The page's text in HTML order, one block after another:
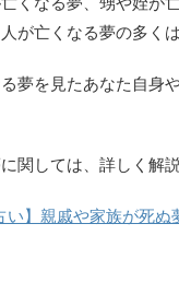
が亡くなる夢の多く
夢を見たあなた自身
関しては、詳しく解
い】親戚や家族が死